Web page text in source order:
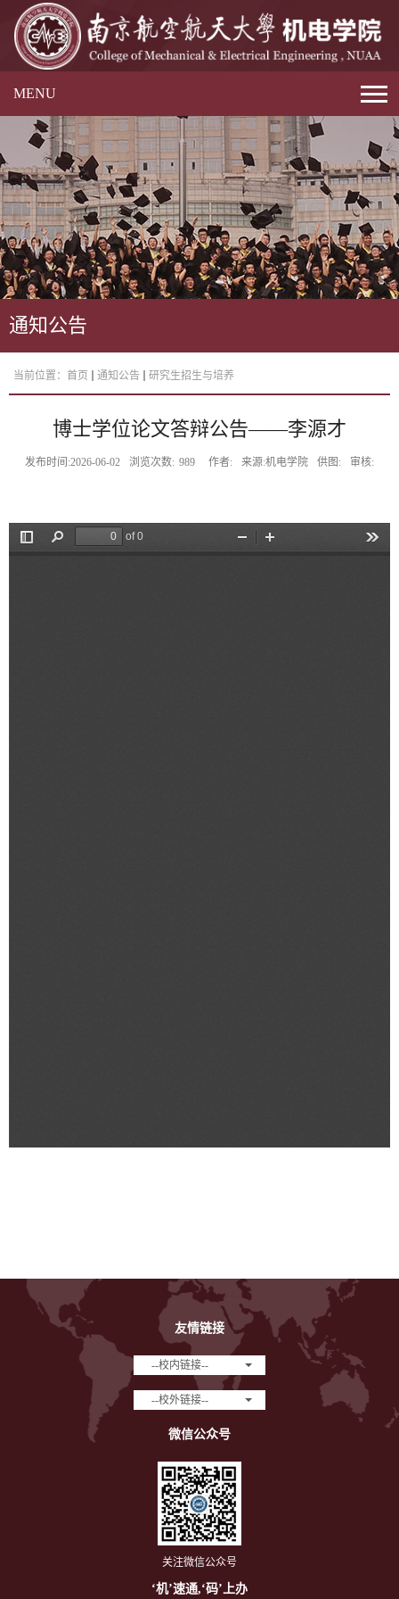
MENU
通知公告
当前位置： 首页 通知公告 研究生招生与培养
博士学位论文答辩公告——李源才
发布时间:2026-06-02 浏览次数: 989 作者: 来源:机电学院 供图: 审核:
友情链接
--校内链接--
--校外链接--
微信公众号
关注微信公众号
‘机’速通,‘码’上办